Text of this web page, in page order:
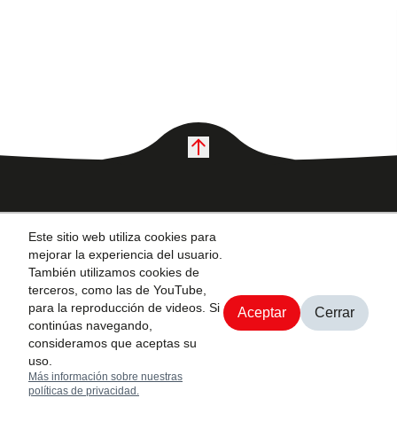
Agendar cita
Este sitio web utiliza cookies para
mejorar la experiencia del usuario.
También utilizamos cookies de
terceros, como las de YouTube,
para la reproducción de videos. Si
continúas navegando,
consideramos que aceptas su
uso.
Más información sobre nuestras
políticas de privacidad.
Aceptar Cerrar
Desde su fundación
en 1926, Toyota
Industries ha
proporcionado
productos
innovadores,
liderando cambios en
Políticas de
privacidad